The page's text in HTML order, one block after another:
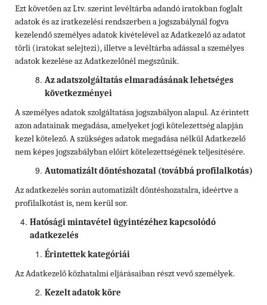
Ezt követően az Ltv. szerint levéltárba adandó iratokban foglalt
adatok és az iratkezelési rendszerben a jogszabálynál fogva
kezelendő személyes adatok kivételével az Adatkezelő az adatot
törli (iratokat selejtezi), illetve a levéltárba adással a személyes
adatok kezelése az Adatkezelőnél megszűnik.
Az adatszolgáltatás elmaradásának lehetséges
következményei
A személyes adatok szolgáltatása jogszabályon alapul. Az érintett
azon adatainak megadása, amelyeket jogi kötelezettség alapján
kezel kötelező. A szükséges adatok megadása nélkül Adatkezelő
nem képes jogszabályban előírt kötelezettségének teljesítésére.
Automatizált döntéshozatal (továbbá profilalkotás)
Az adatkezelés során automatizált döntéshozatalra, ideértve a
profilalkotást is, nem kerül sor.
Hatósági mintavétel ügyintézéhez kapcsolódó
adatkezelés
Érintettek kategóriái
Az Adatkezelő közhatalmi eljárásaiban részt vevő személyek.
Kezelt adatok köre